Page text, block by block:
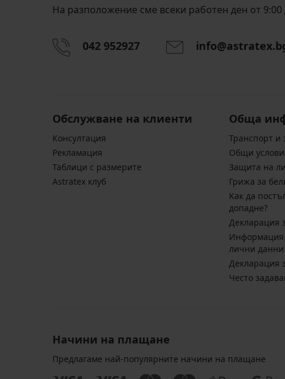
На разположение сме всеки работен ден от 9:00
042 952927
Обслужване на клиенти
Консултация
Pекламация
Таблици с размерите
Astratex клуб
Обща
Транспорт и
Общи
Защита на
Грижа за
Kак да
допадне?
Декларация
Информация
лични данни
Декларация
Често
Начини на плащане
Предлагаме най-популярните начини на плащане